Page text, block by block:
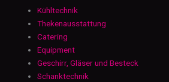
Kühltechnik
Thekenausstattung
Catering
Equipment
Geschirr, Gläser und Besteck
Schanktechnik